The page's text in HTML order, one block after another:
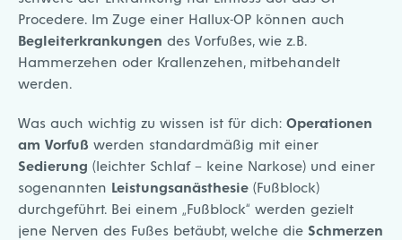
Procedere. Im Zuge einer Hallux-OP können auch
Begleiterkrankungen des Vorfußes, wie z.B.
Hammerzehen oder Krallenzehen, mitbehandelt
werden.
Was auch wichtig zu wissen ist für dich: Operationen
am Vorfuß werden standardmäßig mit einer
Sedierung (leichter Schlaf – keine Narkose) und einer
sogenannten Leistungsanästhesie (Fußblock)
durchgeführt. Bei einem „Fußblock“ werden gezielt
jene Nerven des Fußes betäubt, welche die Schmerzen